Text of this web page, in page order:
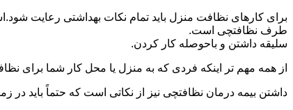
برای کارهای نظافت منزل باید تمام نکات بهداشتی رعایت
طرف نظافتچی است.
سلیقه داشتن و باحوصله کار کردن.
از همه مهم تر اینکه فردی که به منزل یا محل کار شما برای
داشتن بیمه درمان نظافتچی نیز از نکاتی است که حتماً باید